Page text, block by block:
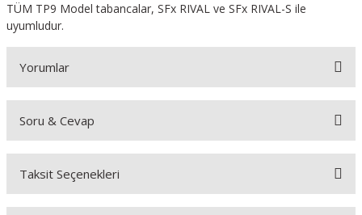
TÜM TP9 Model tabancalar, SFx RIVAL ve SFx RIVAL-S ile
uyumludur.
Yorumlar
Bu ürüne ilk yorumu siz yapın!
Soru & Cevap
Ürün hakkında henüz soru sorulmamış.
Taksit Seçenekleri